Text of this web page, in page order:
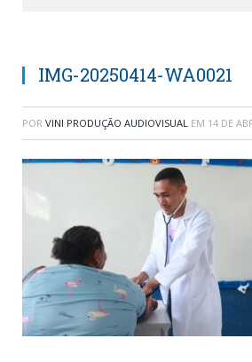
IMG-20250414-WA0021
POR VINI PRODUÇÃO AUDIOVISUAL EM 14 DE